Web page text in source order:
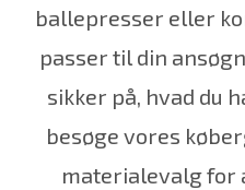
ballepresser eller
passer til din
sikker på, hvad du
besøge vores
materialevalg for